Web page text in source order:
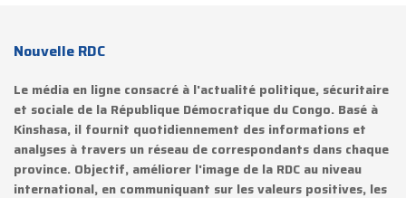
Nouvelle RDC
Le média en ligne consacré à l'actualité politique, sécuritaire
et sociale de la République Démocratique du Congo. Basé à
Kinshasa, il fournit quotidiennement des informations et
analyses à travers un réseau de correspondants dans chaque
province. Objectif, améliorer l'image de la RDC au niveau
international, en communiquant sur les valeurs positives, les